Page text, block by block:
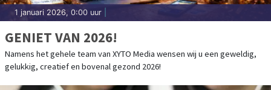
1 januari 2026, 0:00 uur
GENIET VAN 2026!
Namens het gehele team van XYTO Media wensen wij u een geweldig,
gelukkig, creatief en bovenal gezond 2026!